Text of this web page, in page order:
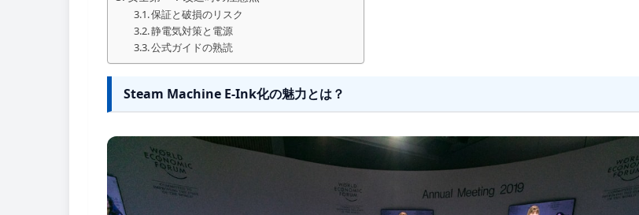
保証と破損のリスク
静電気対策と電源
公式ガイドの熟読
Steam Machine E-Ink化の魅力とは？